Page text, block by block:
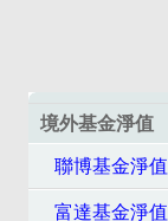
境外基金淨值
聯博基金淨值
富達基金淨值